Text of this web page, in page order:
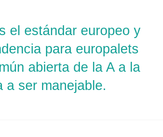
el estándar europeo y
para europalets
abierta de la A a la
a ser manejable.